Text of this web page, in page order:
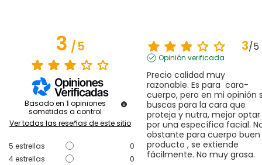
3/5
Basado en 1 opiniones
sometidas a control
Ver todas las reseñas de este sitio
5 estrellas
0
4estrellas
0
3/5
Opinión verificada
Precio calidad muy
razonable. Es para  cara-
cuerpo, pero en mi opinión
buscas para la cara que
proteja y nutra, mejor optar
por una específica facial.
obstante para cuerpo buen
producto , se extiende
fácilmente. No muy grasa.